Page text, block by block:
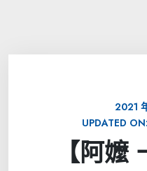
2021
UPDATED ON:
【阿嬤